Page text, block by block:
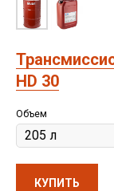
HD 30
Объем
КУПИТЬ